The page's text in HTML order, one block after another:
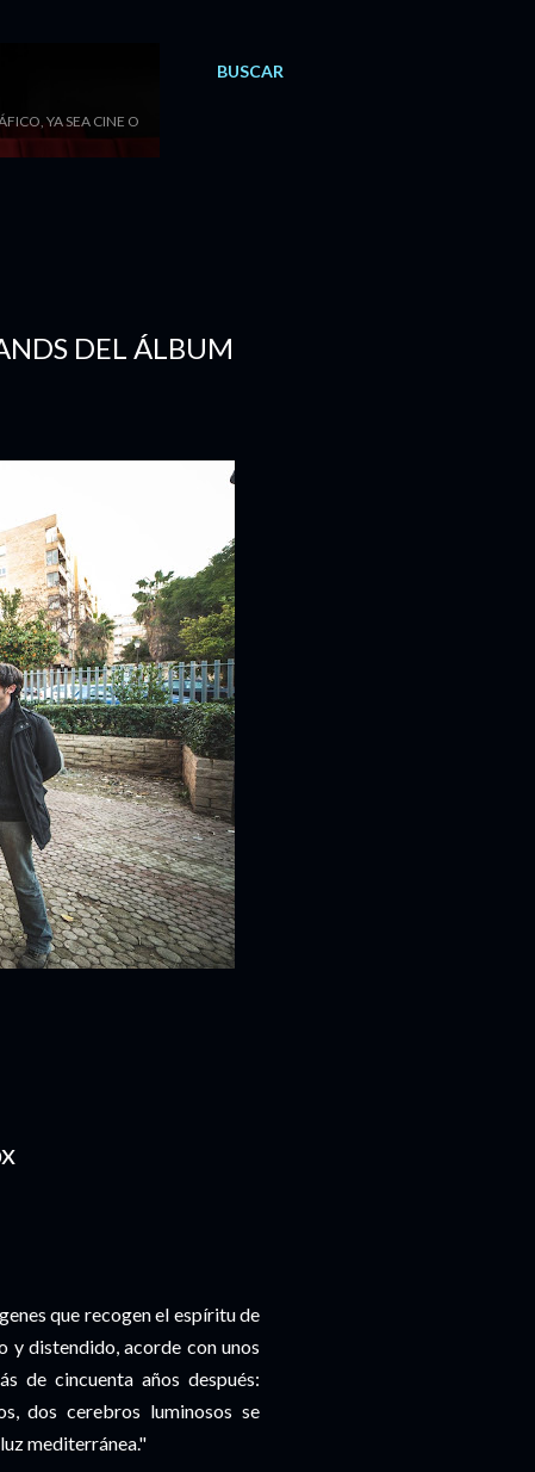
BUSCAR
YA SEA CINE O
DEL ÁLBUM
que recogen el espíritu de
y distendido, acorde con unos
de cincuenta años después:
dos cerebros luminosos se
mediterránea."